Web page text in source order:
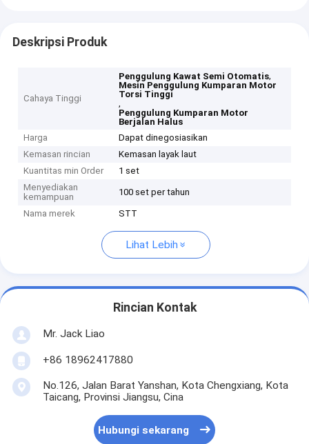
Deskripsi Produk
Cahaya Tinggi
Penggulung Kawat Semi Otomatis,
Mesin Penggulung Kumparan Motor
Torsi Tinggi
,
Penggulung Kumparan Motor
Berjalan Halus
Harga
Dapat dinegosiasikan
Kemasan rincian
Kemasan layak laut
Kuantitas min Order
1 set
Menyediakan
kemampuan
100 set per tahun
Nama merek STT
Lihat Lebih
Rincian Kontak
Mr. Jack Liao
+86 18962417880
No.126, Jalan Barat Yanshan, Kota Chengxiang, Kota
Taicang, Provinsi Jiangsu, Cina
Hubungi sekarang